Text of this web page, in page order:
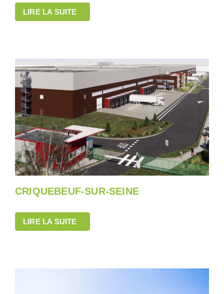
LIRE LA SUITE
CRIQUEBEUF-SUR-SEINE
LIRE LA SUITE